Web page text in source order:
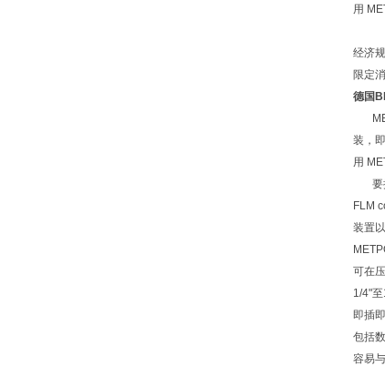
用
经济
限定
德国
装，
用
要提
FLM
装置
可在
1/4"
即插
包括
容易